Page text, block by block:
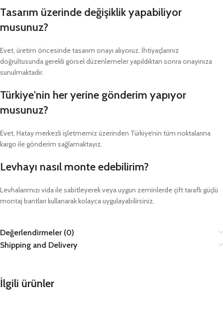
Tasarım üzerinde değişiklik yapabiliyor
musunuz?
Evet, üretim öncesinde tasarım onayı alıyoruz. İhtiyaçlarınız
doğrultusunda gerekli görsel düzenlemeler yapıldıktan sonra onayınıza
sunulmaktadır.
Türkiye'nin her yerine gönderim yapıyor
musunuz?
Evet, Hatay merkezli işletmemiz üzerinden Türkiye’nin tüm noktalarına
kargo ile gönderim sağlamaktayız.
Levhayı nasıl monte edebilirim?
Levhalarımızı vida ile sabitleyerek veya uygun zeminlerde çift taraflı güçlü
montaj bantları kullanarak kolayca uygulayabilirsiniz.
Değerlendirmeler (0)
Shipping and Delivery
İlgili ürünler